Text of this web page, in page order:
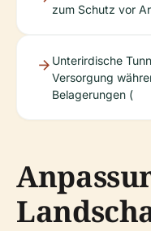
zum Schutz vor
Unterirdische
Versorgung
Belagerungen (